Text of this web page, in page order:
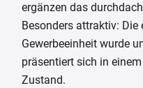
ergänzen das
Besonders attraktiv:
Gewerbeeinheit wurde
präsentiert sich in
Zustand.